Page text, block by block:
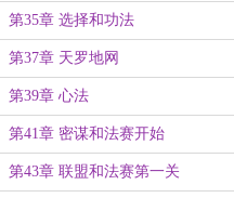
第35章 选择和功法
第37章 天罗地网
第39章 心法
第41章 密谋和法赛开始
第43章 联盟和法赛第一关